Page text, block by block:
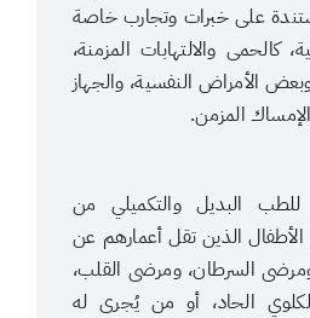
على خبرات وتجارب خاصة
كالحمى والالتهابات المزمنة،
وبعض الأمراض النفسية، والجهاز
المزمن.
للطب البديل والتكميلي من
الذين تقل أعمارهم عن
ومرضى السرطان، ومرضى القلب،
الحاد، أو من يُجرى له